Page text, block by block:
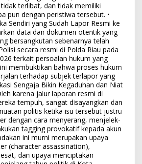
terlibat, dan tidak memiliki
pun dengan peristiwa tersebut. •
Sendiri yang Sudah Lapor Resmi ke
data dan dokumen otentik yang
bersangkutan sebenarnya telah
secara resmi di Polda Riau pada
terkait persoalan hukum yang
membuktikan bahwa proses hukum
terhadap subjek terlapor yang
Sengaja Bikin Kegaduhan dan Niat
karena jalur laporan resmi di
tempuh, sangat disayangkan dan
politis ketika isu tersebut justru
dengan cara menyerang, menjelek-
tagging provokatif kepada akun
ini murni merupakan upaya
(character assassination),
dan upaya menciptakan